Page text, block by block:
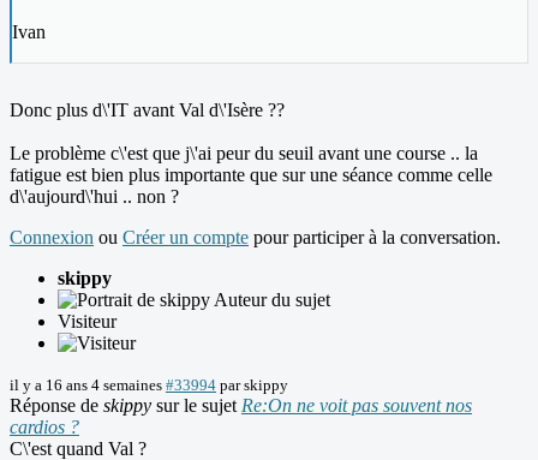
Ivan
Donc plus d\'IT avant Val d\'Isère ??
Le problème c\'est que j\'ai peur du seuil avant une course .. la
fatigue est bien plus importante que sur une séance comme celle
d\'aujourd\'hui .. non ?
Connexion ou Créer un compte pour participer à la conversation.
skippy
Auteur du sujet
Visiteur
il y a 16 ans 4 semaines #33994 parskippy
Réponse de skippy sur le sujet Re:On ne voit pas souvent nos
cardios ?
C\'est quand Val ?